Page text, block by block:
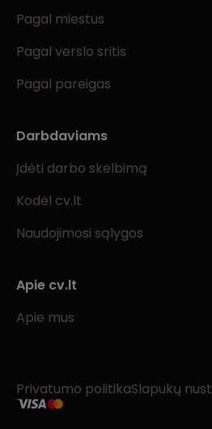
Pagal miestus
Pagal verslo sritis
Pagal pareigas
Darbdaviams
Įdėti darbo skelbimą
Kodėl cv.lt
Naudojimosi sąlygos
Apie cv.lt
Apie mus
Privatumo politikaSlapukų